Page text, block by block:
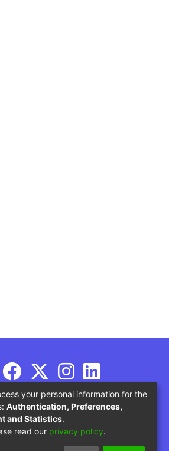
de Educación
your personal information for the
Authentication, Preferences,
and Statistics.
read our privacy policy.